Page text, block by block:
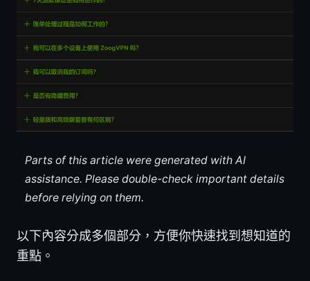
Parts of this article were generated with AI
assistance. Please double-check important details
before relying on them.
以下內容分成多個部分，方便你快速找到想知道的
重點。